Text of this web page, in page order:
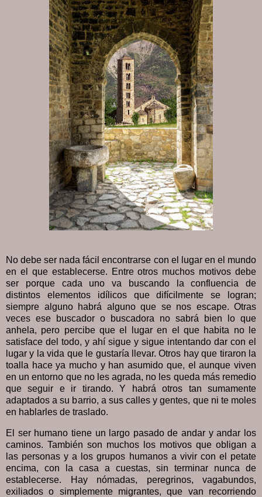
No debe ser nada fácil encontrarse con el lugar en el mundo
en el que establecerse. Entre otros muchos motivos debe
ser porque cada uno va buscando la confluencia de
distintos elementos idílicos que difícilmente se logran;
siempre alguno habrá alguno que se nos escape. Otras
veces ese buscador o buscadora no sabrá bien lo que
anhela, pero percibe que el lugar en el que habita no le
satisface del todo, y ahí sigue y sigue intentando dar con el
lugar y la vida que le gustaría llevar. Otros hay que tiraron la
toalla hace ya mucho y han asumido que, el aunque viven
en un entorno que no les agrada, no les queda más remedio
que seguir e ir tirando. Y habrá otros tan sumamente
adaptados a su barrio, a sus calles y gentes, que ni te moles
en hablarles de traslado.
El ser humano tiene un largo pasado de andar y andar los
caminos. También son muchos los motivos que obligan a
las personas y a los grupos humanos a vivir con el petate
encima, con la casa a cuestas, sin terminar nunca de
establecerse. Hay nómadas, peregrinos, vagabundos,
exiliados o simplemente migrantes, que van recorriendo